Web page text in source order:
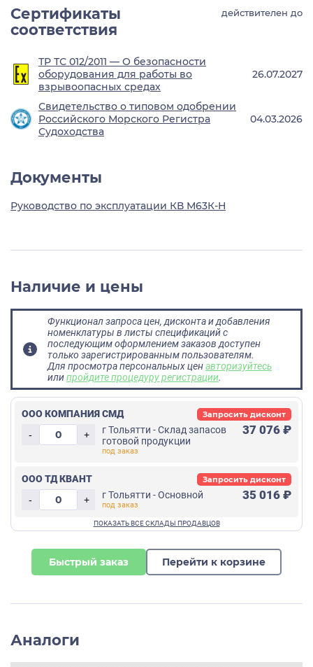
Сертификаты
соответствия
действителен до
ТР ТС 012/2011 — О безопасности
оборудования для работы во
взрывоопасных средах
26.07.2027
Свидетельство о типовом одобрении
Российского Морского Регистра
Судоходства
04.03.2026
Документы
Руководство по эксплуатации КВ М63К-Н
Наличие и цены
Функционал запроса цен, дисконта и добавления
номенклатуры в листы спецификаций с
последующим оформлением заказов доступен
только зарегистрированным пользователям.
Для просмотра персональных ценавторизуйтесь
илипройдите процедуру регистрации.
ООО КОМПАНИЯ СМД
-
+
г Тольятти - Склад запасов
готовой продукции
37 076 ₽
Запросить дисконт
ООО ТД КВАНТ
-
+ г Тольятти - Основной 35 016 ₽
Запросить дисконт
Быстрый заказ Перейти к корзине
Аналоги